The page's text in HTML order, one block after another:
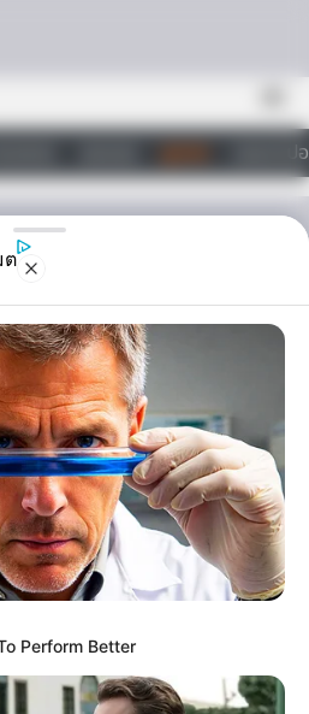
วอลเปเ
ราศี ประจำ
2559 โดย
ชร
นนี้จะรักหวานชื่น หรือขมปี๋ อยากเลิกรา
ราศี ประจำเดือนตุลาคม 2559 โดย
ต
Perform Better